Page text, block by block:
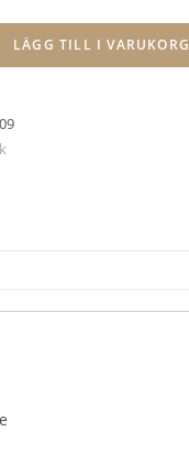
LÄGG TILL I VARUKORG